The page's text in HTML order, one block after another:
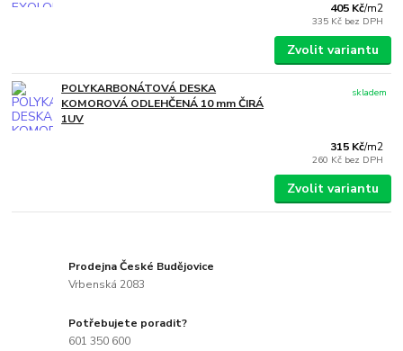
405 Kč/m2
335 Kč bez DPH
Zvolit variantu
POLYKARBONÁTOVÁ DESKA
KOMOROVÁ ODLEHČENÁ 10 mm ČIRÁ
1UV
315 Kč/m2
260 Kč bez DPH
skladem
Zvolit variantu
Prodejna České Budějovice
Vrbenská 2083
Potřebujete poradit?
601 350 600